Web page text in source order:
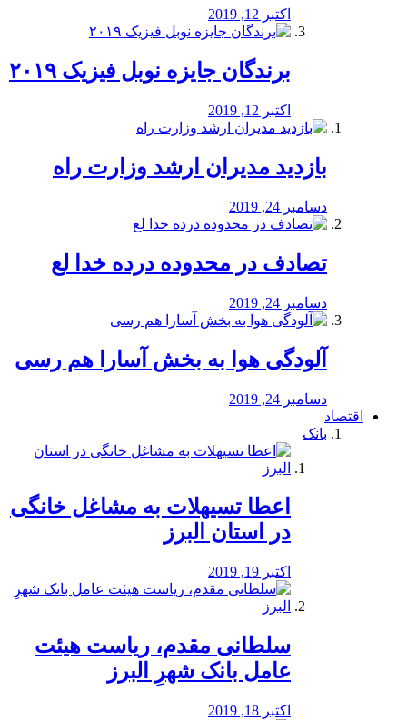
اکتبر 12, 2019
برندگان جایزه نوبل فیزیک ۲۰۱۹
اکتبر 12, 2019
بازدید مدیران ارشد وزارت راه
دسامبر 24, 2019
تصادف در محدوده درده خدا لع
دسامبر 24, 2019
آلودگی هوا به بخش آسارا هم رسی
دسامبر 24, 2019
اقتصاد
بانک
️اعطا تسیهلات به مشاغل خانگی
در استان البرز
اکتبر 19, 2019
سلطانی مقدم، ریاست هیئت
عامل بانک شهرِ البرز
اکتبر 18, 2019